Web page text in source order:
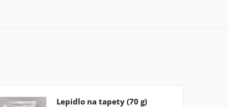
Lepidlo na tapety (70 g)